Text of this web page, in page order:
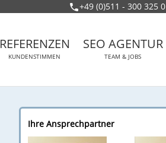
+49 (0)511 - 300 325 0
REFERENZEN
KUNDENSTIMMEN
SEO AGENTUR
TEAM & JOBS
Ihre Ansprechpartner